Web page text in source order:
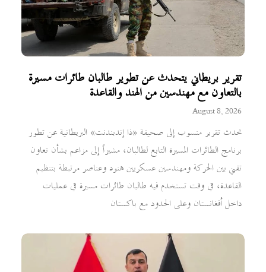
تقرير بريطاني يتحدث عن تطوير طالبان طائرات مسيرة
بالتعاون مع مهندسين من الهند والقاعدة
August 8, 2026
تحدث تقرير منسوب إلى صحيفة «ذا إندبندنت» البريطانية عن تطور
برنامج الطائرات المسيرة التابع لطالبان، مشيراً إلى مزاعم بشأن تعاون
تقني بين الحركة ومهندسين عسكريين هنود وعناصر مرتبطة بتنظيم
القاعدة، في وقت تستخدم فيه طالبان طائرات مسيرة في عمليات
داخل أفغانستان وعلى الحدود مع باكستان